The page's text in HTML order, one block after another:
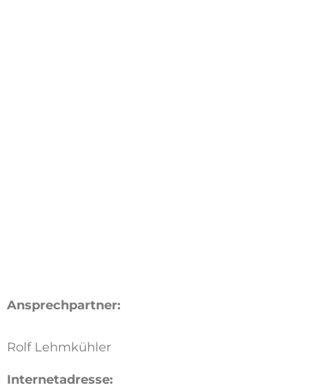
Ansprechpartner:
Rolf Lehmkühler
Internetadresse: